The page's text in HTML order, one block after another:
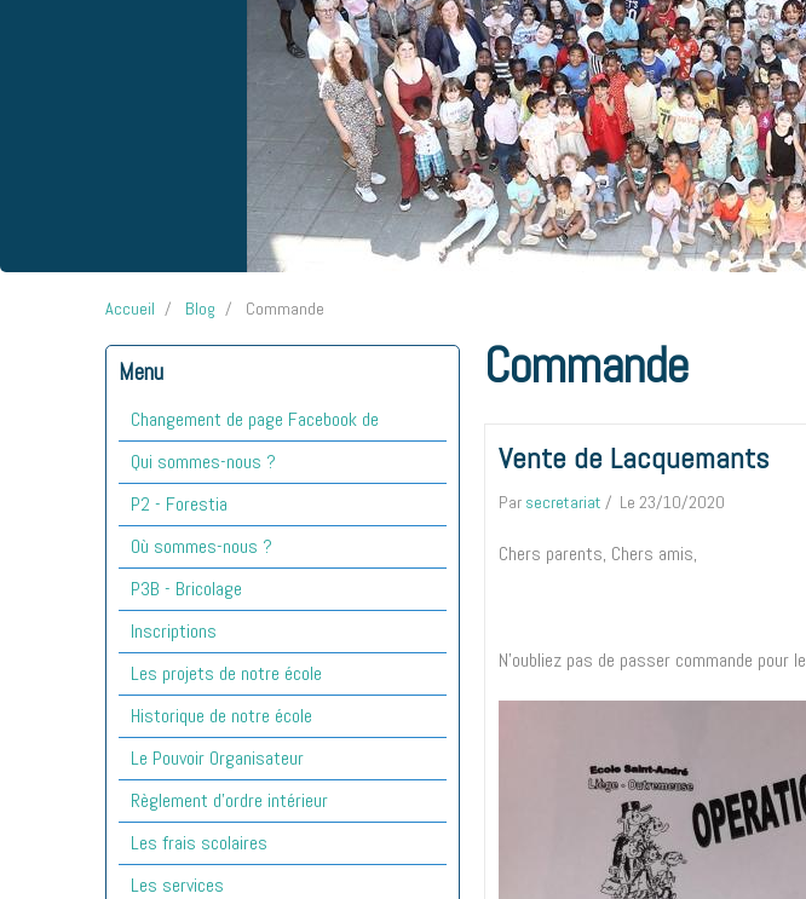
Accueil Blog Commande
Commande
Vente de Lacquemants
Par secretariat Le 23/10/2020
Chers parents, Chers amis,
N'oubliez pas de passer commande
Menu
Changement de page Facebook de
Qui sommes-nous ?
P2 - Forestia
Où sommes-nous ?
P3B - Bricolage
Inscriptions
Les projets de notre école
Historique de notre école
Le Pouvoir Organisateur
Règlement d'ordre intérieur
Les frais scolaires
Les services